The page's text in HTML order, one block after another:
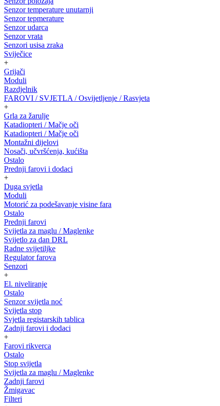
Senzor temperature unutarnji
Senzor tepmerature
Senzor udarca
Senzor vrata
Senzori usisa zraka
Sviječice
+
Grijači
Moduli
Razdjelnik
FAROVI / SVJETLA / Osvijetljenje / Rasvjeta
+
Grla za žarulje
Katadiopteri / Mačje oči
Katadiopteri / Mačje oči
Montažni dijelovi
Nosači, učvršćenja, kućišta
Ostalo
Prednji farovi i dodaci
+
Duga svjetla
Moduli
Motorić za podešavanje visine fara
Ostalo
Prednji farovi
Svijetla za maglu / Maglenke
Svijetlo za dan DRL
Radne svijetiljke
Regulator farova
Senzori
+
El. niveliranje
Ostalo
Senzor svijetla noć
Svijetla stop
Svjetla registarskih tablica
Zadnji farovi i dodaci
+
Farovi rikverca
Ostalo
Stop svijetla
Svijetla za maglu / Maglenke
Zadnji farovi
Žmigavac
Filteri